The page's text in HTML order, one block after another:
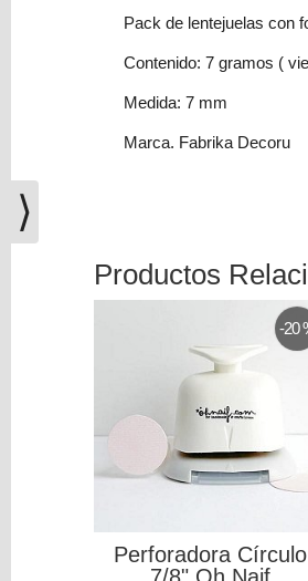
Carrito
vacío
Instagram
Youtube
Pack de lentejuelas con
Contenido: 7 gramos (
Medida: 7 mm
Marca. Fabrika Decoru
Productos
-20
Perforadora Círculo
⟩